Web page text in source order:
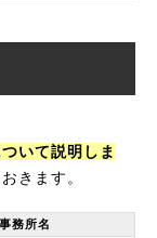
いて説明しま
きます。
事務所名